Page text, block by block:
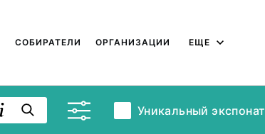
СОБИРАТЕЛИ ОРГАНИЗАЦИИ ЕЩЕ
Уникальный экспонат